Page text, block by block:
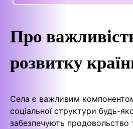
Про
розвитку
Села є важливим
соціальної структури будь-
забезпечують продовольство